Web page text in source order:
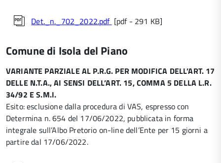
Det._n._702_2022.pdf [pdf - 291 KB]
Comune di Isola del Piano
VARIANTE PARZIALE AL P.R.G. PER MODIFICA DELL’ART. 17
DELLE N.T.A., AI SENSI DELL’ART. 15, COMMA 5 DELLA L.R.
34/92 E S.M.I.
Esito: esclusione dalla procedura di VAS, espresso con
Determina n. 654 del 17/06/2022, pubblicata in forma
integrale sull’Albo Pretorio on-line dell’Ente per 15 giorni a
partire dal 17/06/2022.